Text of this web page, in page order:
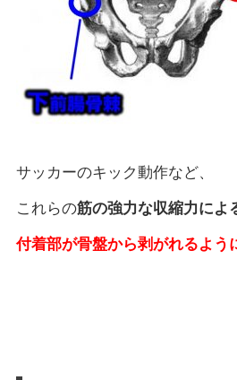
サッカーのキック動作など、
これらの筋の強力な収縮力によ
付着部が骨盤から剥がれるよう